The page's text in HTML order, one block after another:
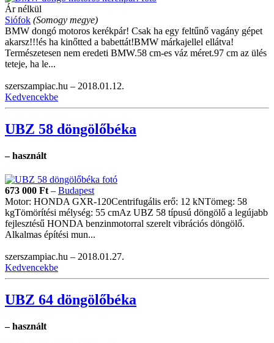
Ár nélkül
Siófok (Somogy megye)
BMW dongó motoros kerékpár! Csak ha egy feltűnő vagány gépet
akarsz!!!és ha kinőtted a babettát!BMW márkajellel ellátva!
Természetesen nem eredeti BMW.58 cm-es váz méret.97 cm az ülés
teteje, ha le...
szerszampiac.hu – 2018.01.12.
Kedvencekbe
UBZ 58 döngölőbéka
– használt
673 000 Ft – Budapest
Motor: HONDA GXR-120Centrifugális erő: 12 kNTömeg: 58
kgTömörítési mélység: 55 cmAz UBZ 58 típusú döngölő a legújabb
fejlesztésű HONDA benzinmotorral szerelt vibrációs döngölő.
Alkalmas építési mun...
szerszampiac.hu – 2018.01.27.
Kedvencekbe
UBZ 64 döngölőbéka
– használt